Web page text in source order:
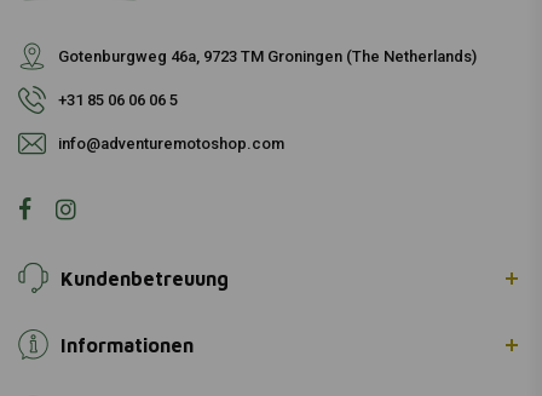
Gotenburgweg 46a, 9723 TM Groningen (The Netherlands)
+31 85 06 06 06 5
info@adventuremotoshop.com
Kundenbetreuung
Informationen